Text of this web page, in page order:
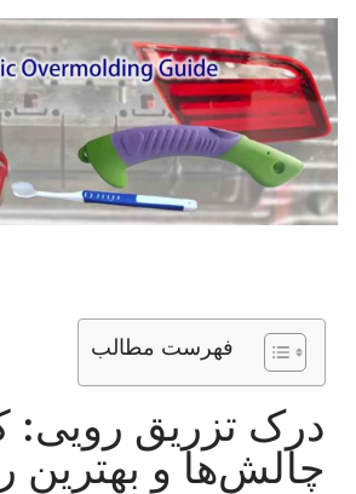
فهرست مطالب
درک تزریق رویی:
چالش‌ها و بهترین